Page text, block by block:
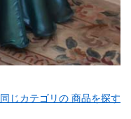
同じカテゴリの 商品を探す